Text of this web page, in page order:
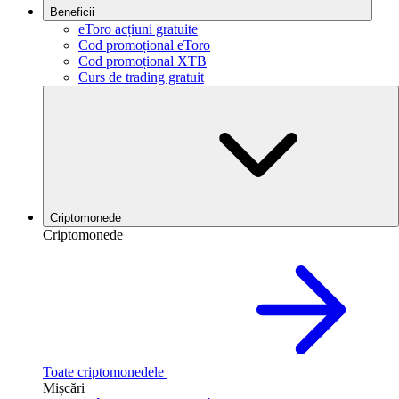
Beneficii
eToro acțiuni gratuite
Cod promoțional eToro
Cod promoțional XTB
Curs de trading gratuit
Criptomonede
Criptomonede
Toate criptomonedele
Mișcări